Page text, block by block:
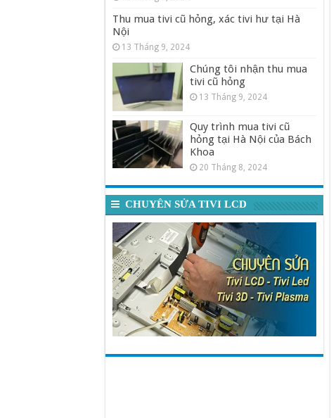
Thu mua tivi cũ hỏng, xác tivi hư tại Hà
Nội
13 Tháng 9, 2024
Chúng tôi nhận thu mua
tivi cũ hỏng
13 Tháng 9, 2024
Quy trình mua tivi cũ
hỏng tại Hà Nội của Bách
Khoa
20 Tháng 8, 2024
CHUYÊN SỬA TIVI LCD